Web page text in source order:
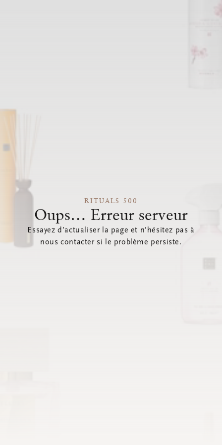
RITUALS 500
Oups… Erreur serveur
Essayez d’actualiser la page et n’hésitez pas à
nous contacter si le problème persiste.